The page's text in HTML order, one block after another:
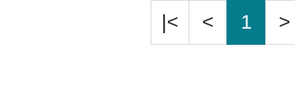
|< < 1 >